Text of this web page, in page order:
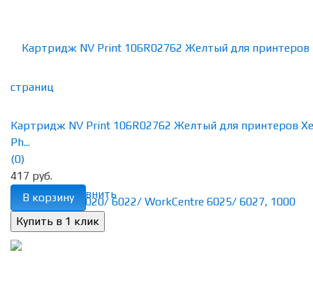
избранное сравнить
Картридж NV Print 106R02762 Желтый для принтеров
Ph...
(0)
417 руб.
В корзину